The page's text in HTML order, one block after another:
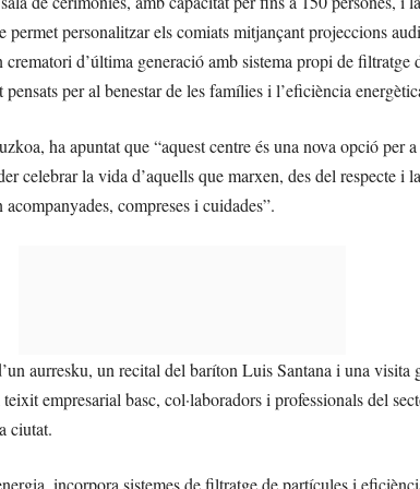
permet personalitzar els comiats mitjançant projeccions
d’última generació amb sistema propi de filtratge
per al benestar de les famílies i l’eficiència
ha apuntat que “aquest centre és una nova opció per
celebrar la vida d’aquells que marxen, des del respecte i
compreses i cuidades”.
aurresku, un recital del baríton Luis Santana i una visita
empresarial basc, col·laboradors i professionals del
ciutat.
incorpora sistemes de filtratge de partícules i